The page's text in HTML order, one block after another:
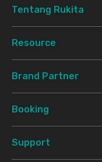
Tentang Rukita
Resource
Brand Partner
Booking
Support